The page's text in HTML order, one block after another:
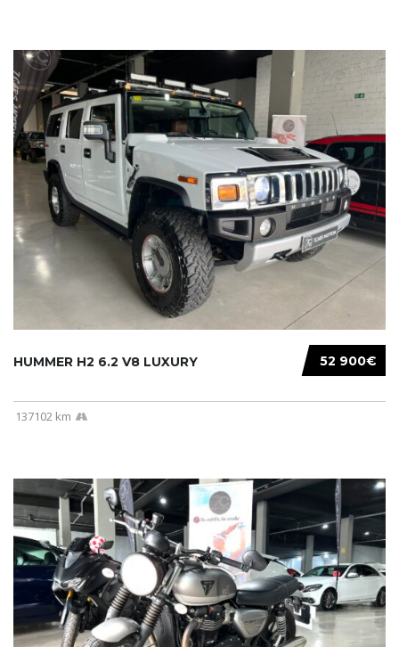
52 900€
HUMMER H2 6.2 V8 LUXURY
137102 km